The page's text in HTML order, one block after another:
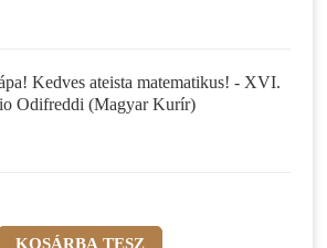
Kedves ateista matematikus! - XVI.
Odifreddi (Magyar Kurír)